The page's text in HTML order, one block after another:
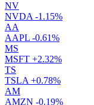
NV
NVDA -1.15%
AA
AAPL -0.61%
MS
MSFT +2.32%
TS
TSLA +0.78%
AM
AMZN -0.19%